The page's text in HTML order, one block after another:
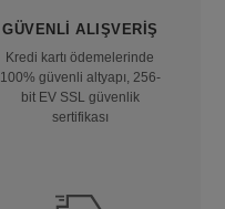
GÜVENLI ALIŞVERIŞ
Kredi kartı ödemelerinde
100% güvenli altyapı, 256-
bit EV SSL güvenlik
sertifikası